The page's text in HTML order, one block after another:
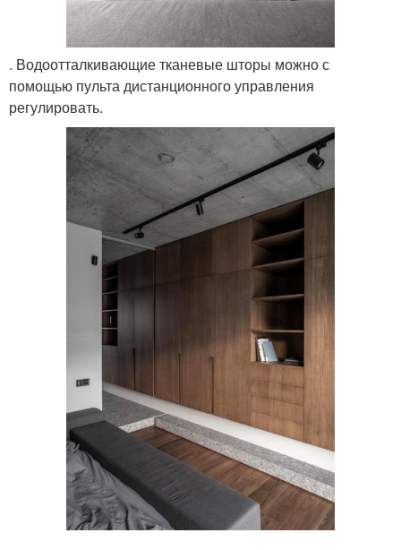
. Водоотталкивающие тканевые шторы можно с
помощью пульта дистанционного управления
регулировать.